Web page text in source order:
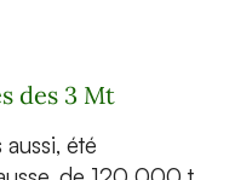
des 3 Mt
été